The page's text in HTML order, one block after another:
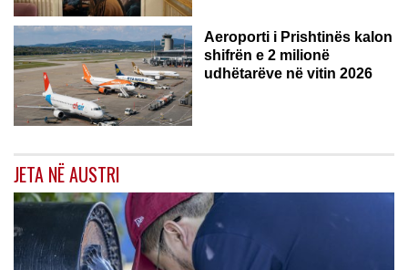
Aeroporti i Prishtinës kalon
shifrën e 2 milionë
udhëtarëve në vitin 2026
JETA NË AUSTRI